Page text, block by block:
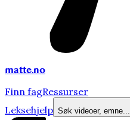
matte.no
Finn fagRessurser
Leksehjelp Søk videoer, emne...